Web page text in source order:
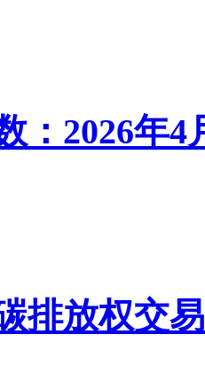
：2026年
排放权交